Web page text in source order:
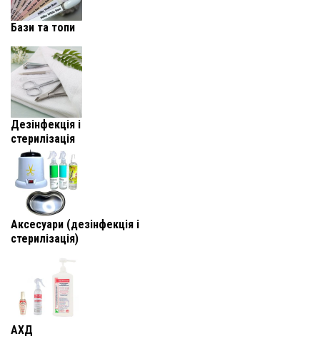
Бази та топи
Дезінфекція і
стерилізація
Аксесуари (дезінфекція і
стерилізація)
АХД